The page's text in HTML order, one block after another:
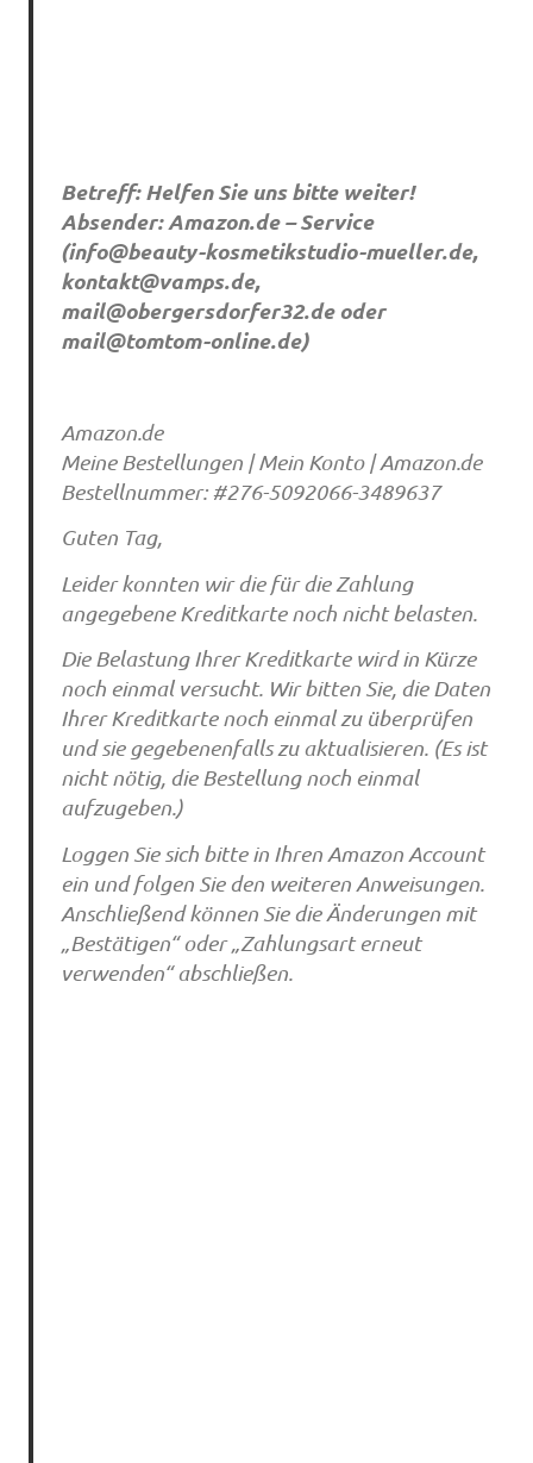
Betreff: Helfen Sie uns bitte weiter!
Absender: Amazon.de – Service
(info@beauty-kosmetikstudio-mueller.de,
kontakt@vamps.de,
mail@obergersdorfer32.deoder
mail@tomtom-online.de)
Amazon.de
Meine Bestellungen | Mein Konto | Amazon.de
Bestellnummer: #276-5092066-3489637
Guten Tag,
Leider konnten wir die für die Zahlung
angegebene Kreditkarte noch nicht belasten.
Die Belastung Ihrer Kreditkarte wird in Kürze
noch einmal versucht. Wir bitten Sie, die Daten
Ihrer Kreditkarte noch einmal zu überprüfen
und sie gegebenenfalls zu aktualisieren. (Es ist
nicht nötig, die Bestellung noch einmal
aufzugeben.)
Loggen Sie sich bitte in Ihren Amazon Account
ein und folgen Sie den weiteren Anweisungen.
Anschließend können Sie die Änderungen mit
„Bestätigen“ oder „Zahlungsart erneut
verwenden“ abschließen.